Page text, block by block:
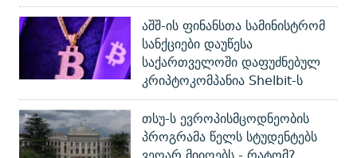
აშშ-ის ფინანსთა სამინისტრომ
სანქციები დაუწესა
საქართველოში დაფუძნებულ
კრიპტოკომპანია Shelbit-ს
თსუ-ს ევროპისმცოდნეობის
პროგრამა წელს სტუდენტებს